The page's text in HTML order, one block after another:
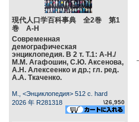
現代人口学百科事典 全2巻 第1
巻 А-Н
Современная
демографическая
энциклопедия. В 2 т. Т.1: А-Н./
М.М. Агафошин, С.Ю. Аксенова,
А.Н. Алексеенко и др.; гл. ред.
А.А. Ткаченко.
М., <Энциклопедия> 512 c. hard
2026 年 R281318
\26,950